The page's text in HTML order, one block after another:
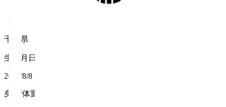
千葉県
生年月日
2000/8/8
身長/体重